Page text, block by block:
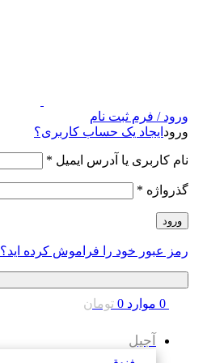
ورود / فرم ثبت نام
ورود ایجاد یک حساب کاربری؟
نام کاربری یا آدرس ایمیل *
گذرواژه *
ورود
رمز عبور خود را فراموش کرده اید؟
0 موارد 0 تومان
آجیل